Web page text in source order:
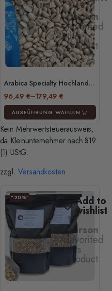
1
person
favorited
this
product
Arabica Specialty Hochland
Rohkaffee – Cameroon
Arabica Delicious – Green
Coffee Beans 5kg/10kg –
Terrific Coffee
96,49 €–179,49€
AUSFÜHRUNG WÄHLEN
Kein Mehrwertsteuerausweis,
da Kleinunternehmer nach §19
(1) UStG.
zzgl. Versandkosten
Add to
wishlist
1
person
favorited
this
product
"-20%"